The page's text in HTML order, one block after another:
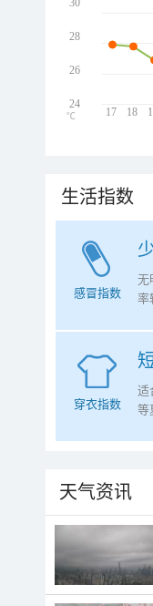
17 18
30
28
26
24
℃
生活指数
感冒指数
无
率
穿衣指数
适
等
天气资讯